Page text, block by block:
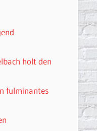
holt den
fulminantes